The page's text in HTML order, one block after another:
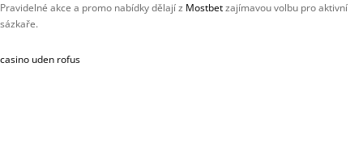
Pravidelné akce a promo nabídky dělají z Mostbetzajímavou volbu pro aktivní
sázkaře.
casino uden rofus